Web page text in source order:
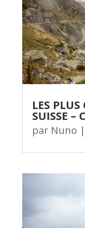
LES
SUISSE –
par Nuno |